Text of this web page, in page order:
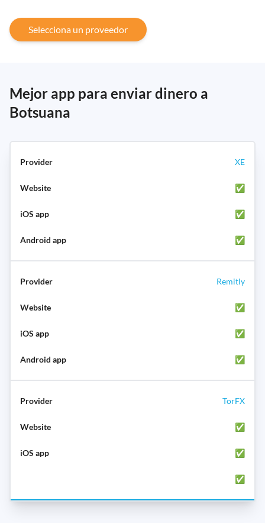
Selecciona un proveedor
Mejor app para enviar dinero a
Botsuana
XE
✅
✅
✅
Remitly
✅
✅
✅
TorFX
✅
✅
✅